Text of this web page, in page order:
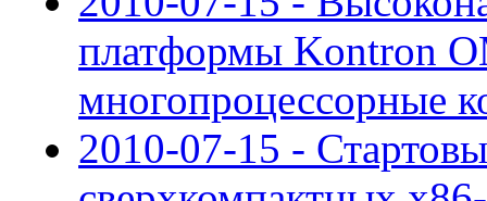
платформы Kontron
многопроцессорные
2010-07-15 -